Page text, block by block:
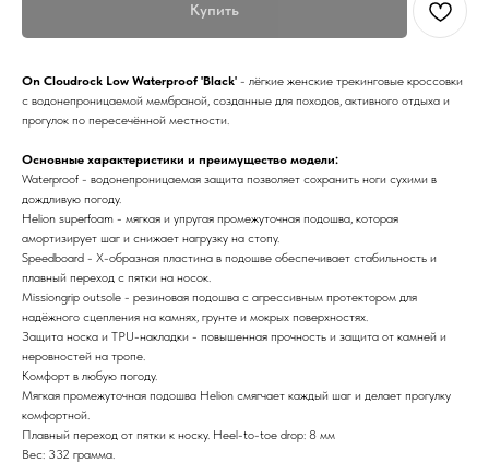
Купить
On Cloudrock Low Waterproof 'Black' - лёгкие женские трекинговые кроссовки
с водонепроницаемой мембраной, созданные для походов, активного отдыха и
прогулок по пересечённой местности.
Основные характеристики и преимущество модели:
Waterproof - водонепроницаемая защита позволяет сохранить ноги сухими в
дождливую погоду.
Helion superfoam - мягкая и упругая промежуточная подошва, которая
амортизирует шаг и снижает нагрузку на стопу.
Speedboard - X-образная пластина в подошве обеспечивает стабильность и
плавный переход с пятки на носок.
Missiongrip outsole - резиновая подошва с агрессивным протектором для
надёжного сцепления на камнях, грунте и мокрых поверхностях.
Защита носка и TPU-накладки - повышенная прочность и защита от камней и
неровностей на тропе.
Комфорт в любую погоду.
Мягкая промежуточная подошва Helion смягчает каждый шаг и делает прогулку
комфортной.
Плавный переход от пятки к носку. Heel-to-toe drop: 8 мм
Вес: 332 грамма.